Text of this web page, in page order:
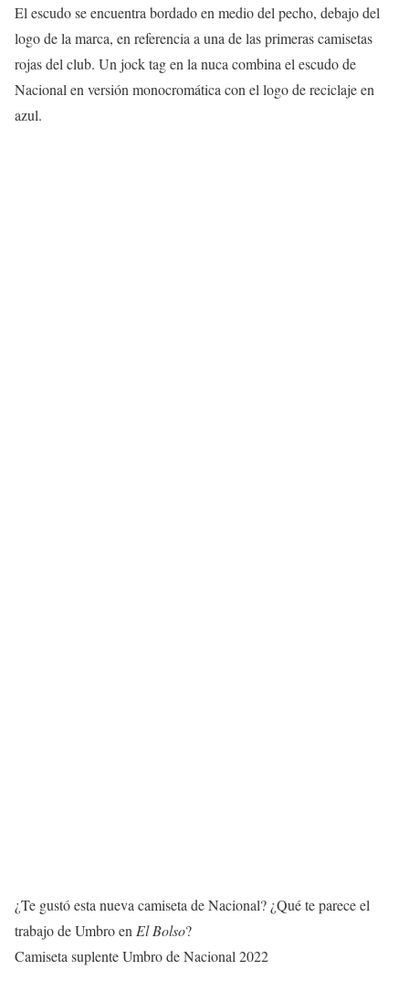
El escudo se encuentra bordado en medio del pecho, debajo del
logo de la marca, en referencia a una de las primeras camisetas
rojas del club. Un jock tag en la nuca combina el escudo de
Nacional en versión monocromática con el logo de reciclaje en
azul.
¿Te gustó esta nueva camiseta de Nacional? ¿Qué te parece el
trabajo de Umbro en El Bolso?
Camiseta suplente Umbro de Nacional 2022